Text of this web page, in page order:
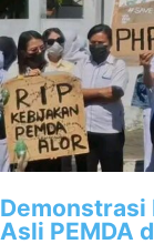
Demonstrasi
Asli PEMDA